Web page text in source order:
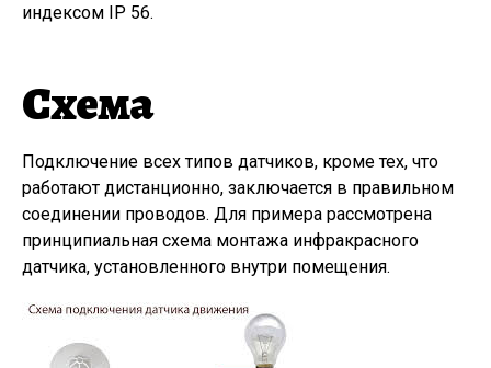
индексом IP 56.
Схема
Подключение всех типов датчиков, кроме тех, что
работают дистанционно, заключается в правильном
соединении проводов. Для примера рассмотрена
принципиальная схема монтажа инфракрасного
датчика, установленного внутри помещения.